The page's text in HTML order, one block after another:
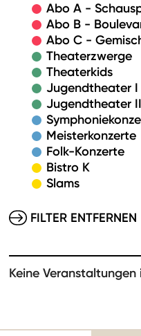
Abo A -
Abo B -
Abo C -
Theaterzwerge
Theaterkids
Jugendtheater I
Jugendtheater II
Meisterkonzerte
Folk-Konzerte
Bistro K
Slams
FILTER ENTFERNEN
Keine